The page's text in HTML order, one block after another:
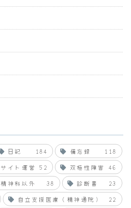
日記 184 備忘録
118
サイト運営 52 双極性障害
46
精神科以外 38 診断書
23
自立支援医療（精神通院）
22